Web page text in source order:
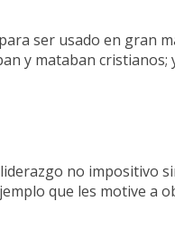
ser usado en gran
y mataban
no impositivo
que les motive a